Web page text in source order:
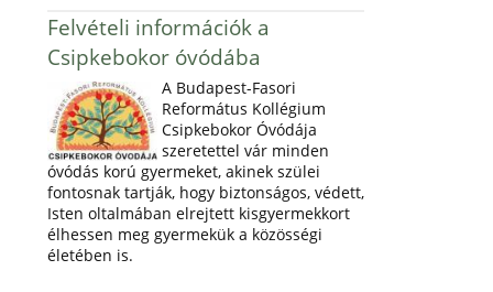
Felvételi információk a
Csipkebokor óvódába
A Budapest-Fasori
Református Kollégium
Csipkebokor Óvódája
szeretettel vár minden
óvódás korú gyermeket, akinek szülei
fontosnak tartják, hogy biztonságos, védett,
Isten oltalmában elrejtett kisgyermekkort
élhessen meg gyermekük a közösségi
életében is.